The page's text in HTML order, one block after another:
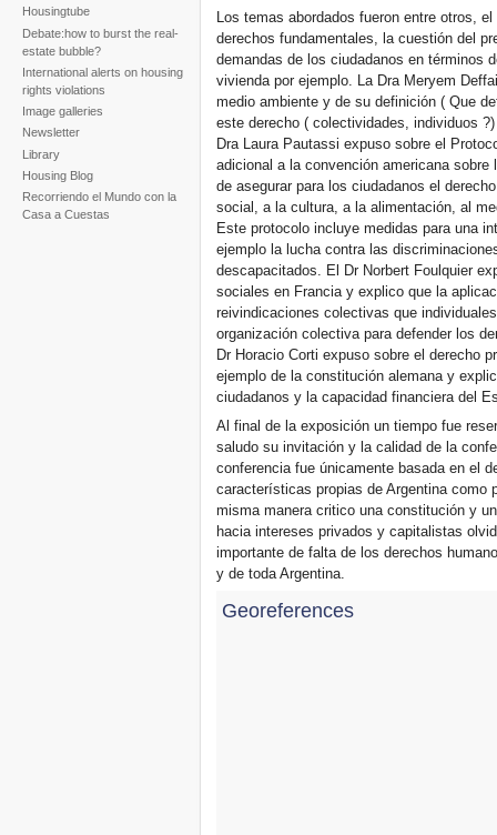
Housingtube
Debate:how to burst the real-
estate bubble?
International alerts on housing
rights violations
Image galleries
Newsletter
Library
Housing Blog
Recorriendo el Mundo con la
Casa a Cuestas
Los temas abordados fueron entre otros,
derechos fundamentales, la cuestión del
demandas de los ciudadanos en términos
vivienda por ejemplo. La Dra Meryem
medio ambiente y de su definición ( Que
este derecho ( colectividades, individuos
Dra Laura Pautassi expuso sobre el
adicional a la convención americana
de asegurar para los ciudadanos el
social, a la cultura, a la alimentación, al
Este protocolo incluye medidas para una
ejemplo la lucha contra las
descapacitados. El Dr Norbert Foulquier
sociales en Francia y explico que la
reivindicaciones colectivas que
organización colectiva para defender los
Dr Horacio Corti expuso sobre el derecho
ejemplo de la constitución alemana y
ciudadanos y la capacidad financiera del
Al final de la exposición un tiempo fue
saludo su invitación y la calidad de la
conferencia fue únicamente basada en el
características propias de Argentina como
misma manera critico una constitución y
hacia intereses privados y capitalistas
importante de falta de los derechos
y de toda Argentina.
Georeferences